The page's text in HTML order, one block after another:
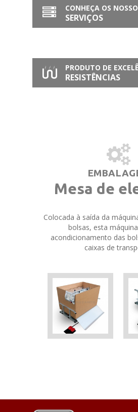
CONHEÇA OS
SERVIÇOS
PRODUTO DE
RESISTÊNCIAS
Mesa de
Colocada à saída da
bolsas, esta
acondicionamento das
caixas de